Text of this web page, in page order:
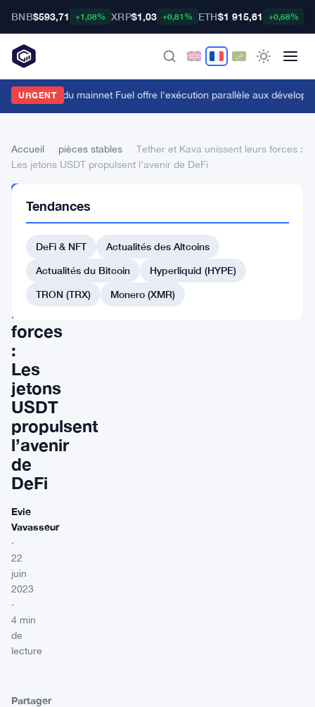
BNB$593,71 +1,08% XRP$1,03 +0,81% ETH$1 915,61 +0,68%
URGENT
lancement du mainnet Fuel offre l'exécution parallèle aux
Accueil pièces stables
Tether et Kava unissent leurs forces :
Les jetons USDT propulsent l’avenir de DeFi
STABLES
Kava
unissent
leurs
forces
:
Les
jetons
USDT
propulsent
l’avenir
de
DeFi
Evie
Vavasseur
·
22
juin
2023
·
4 min
de
lecture
Partager
Tendances
DeFi & NFT
Actualités des Altcoins
Actualités du Bitcoin
Hyperliquid (HYPE)
TRON (TRX)
Monero (XMR)